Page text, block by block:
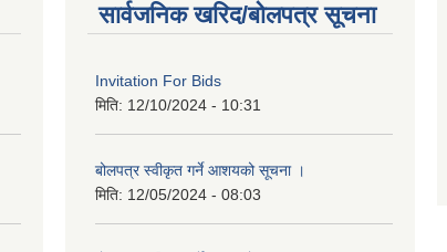
सार्वजनिक खरिद/बोलपत्र सूचना
Invitation For Bids
मिति: 12/10/2024 - 10:31
बोलपत्र स्वीकृत गर्ने आशयको सूचना ।
मिति: 12/05/2024 - 08:03